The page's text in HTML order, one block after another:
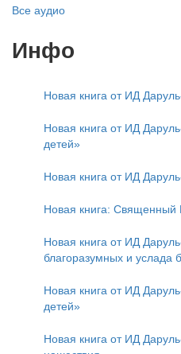
Все аудио
Инфо
Новая книга от ИД
Новая книга от ИД
детей»
Новая книга от ИД
Новая книга:
Новая книга от ИД
благоразумных и услада
Новая книга от ИД
детей»
Новая книга от ИД